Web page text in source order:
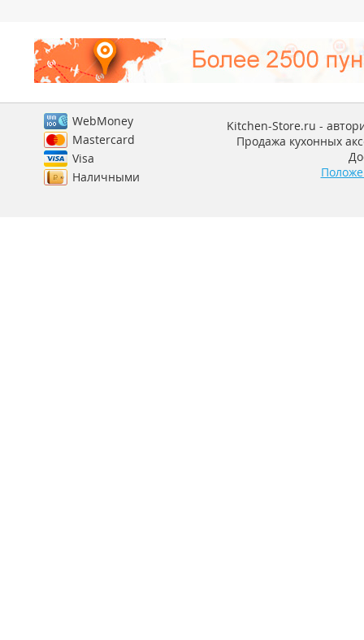
WebMoney
Mastercard
Visa
Наличными
Kitchen-Store.ru -
Продажа кухонных